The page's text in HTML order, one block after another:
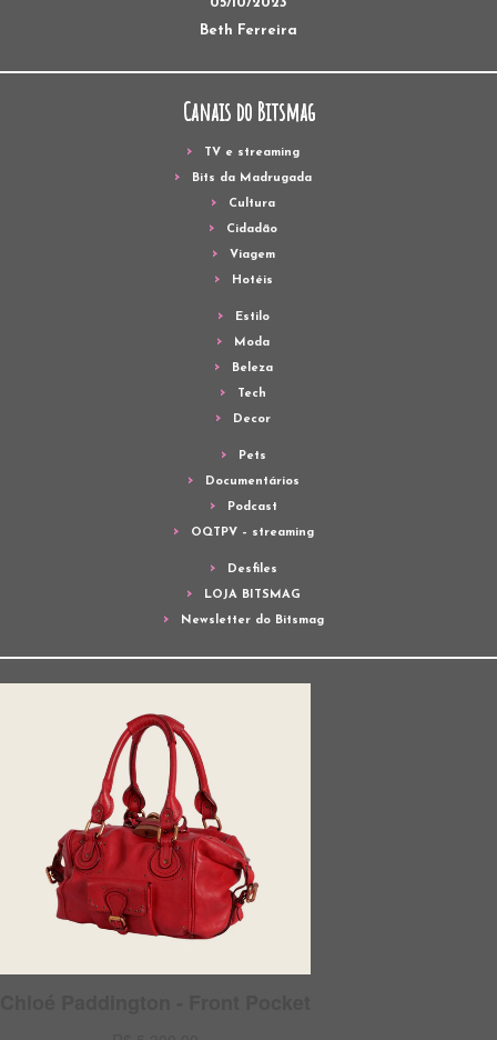
Beth Ferreira
Canais do Bitsmag
TV e streaming
Bits da Madrugada
Cultura
Cidadão
Viagem
Hotéis
Estilo
Moda
Beleza
Tech
Decor
Pets
Documentários
Podcast
OQTPV – streaming
Desfiles
LOJA BITSMAG
Newsletter do Bitsmag